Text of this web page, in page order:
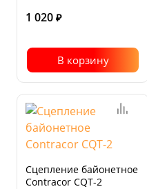
1 020 ₽
В корзину
Сцепление байонетное
Contracor CQТ-2